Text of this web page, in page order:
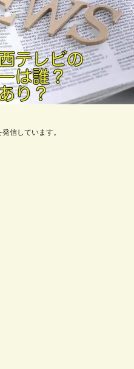
信しています。